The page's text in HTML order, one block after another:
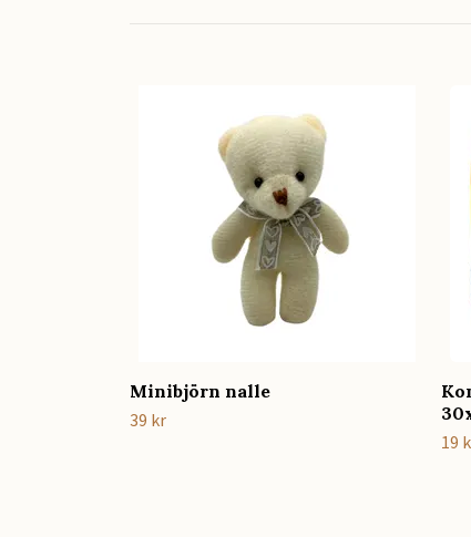
Minibjörn nalle
39 kr
19